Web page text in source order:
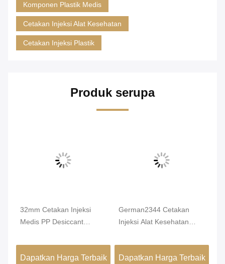
Komponen Plastik Medis
Cetakan Injeksi Alat Kesehatan
Cetakan Injeksi Plastik
Produk serupa
32mm Cetakan Injeksi
Medis PP Desiccant
Dapatkan Harga Terbaik
German2344 Cetakan
Injeksi Alat Kesehatan
PE
Dapatkan Harga Terbaik